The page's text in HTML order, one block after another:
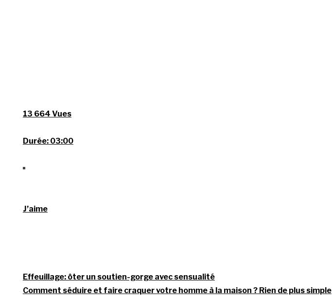
13 664 Vues
Durée:03:00
J’aime
Effeuillage: ôter un soutien-gorge avec sensualité
Comment séduire et faire craquer votre homme à la maison ? Rien de plus simple